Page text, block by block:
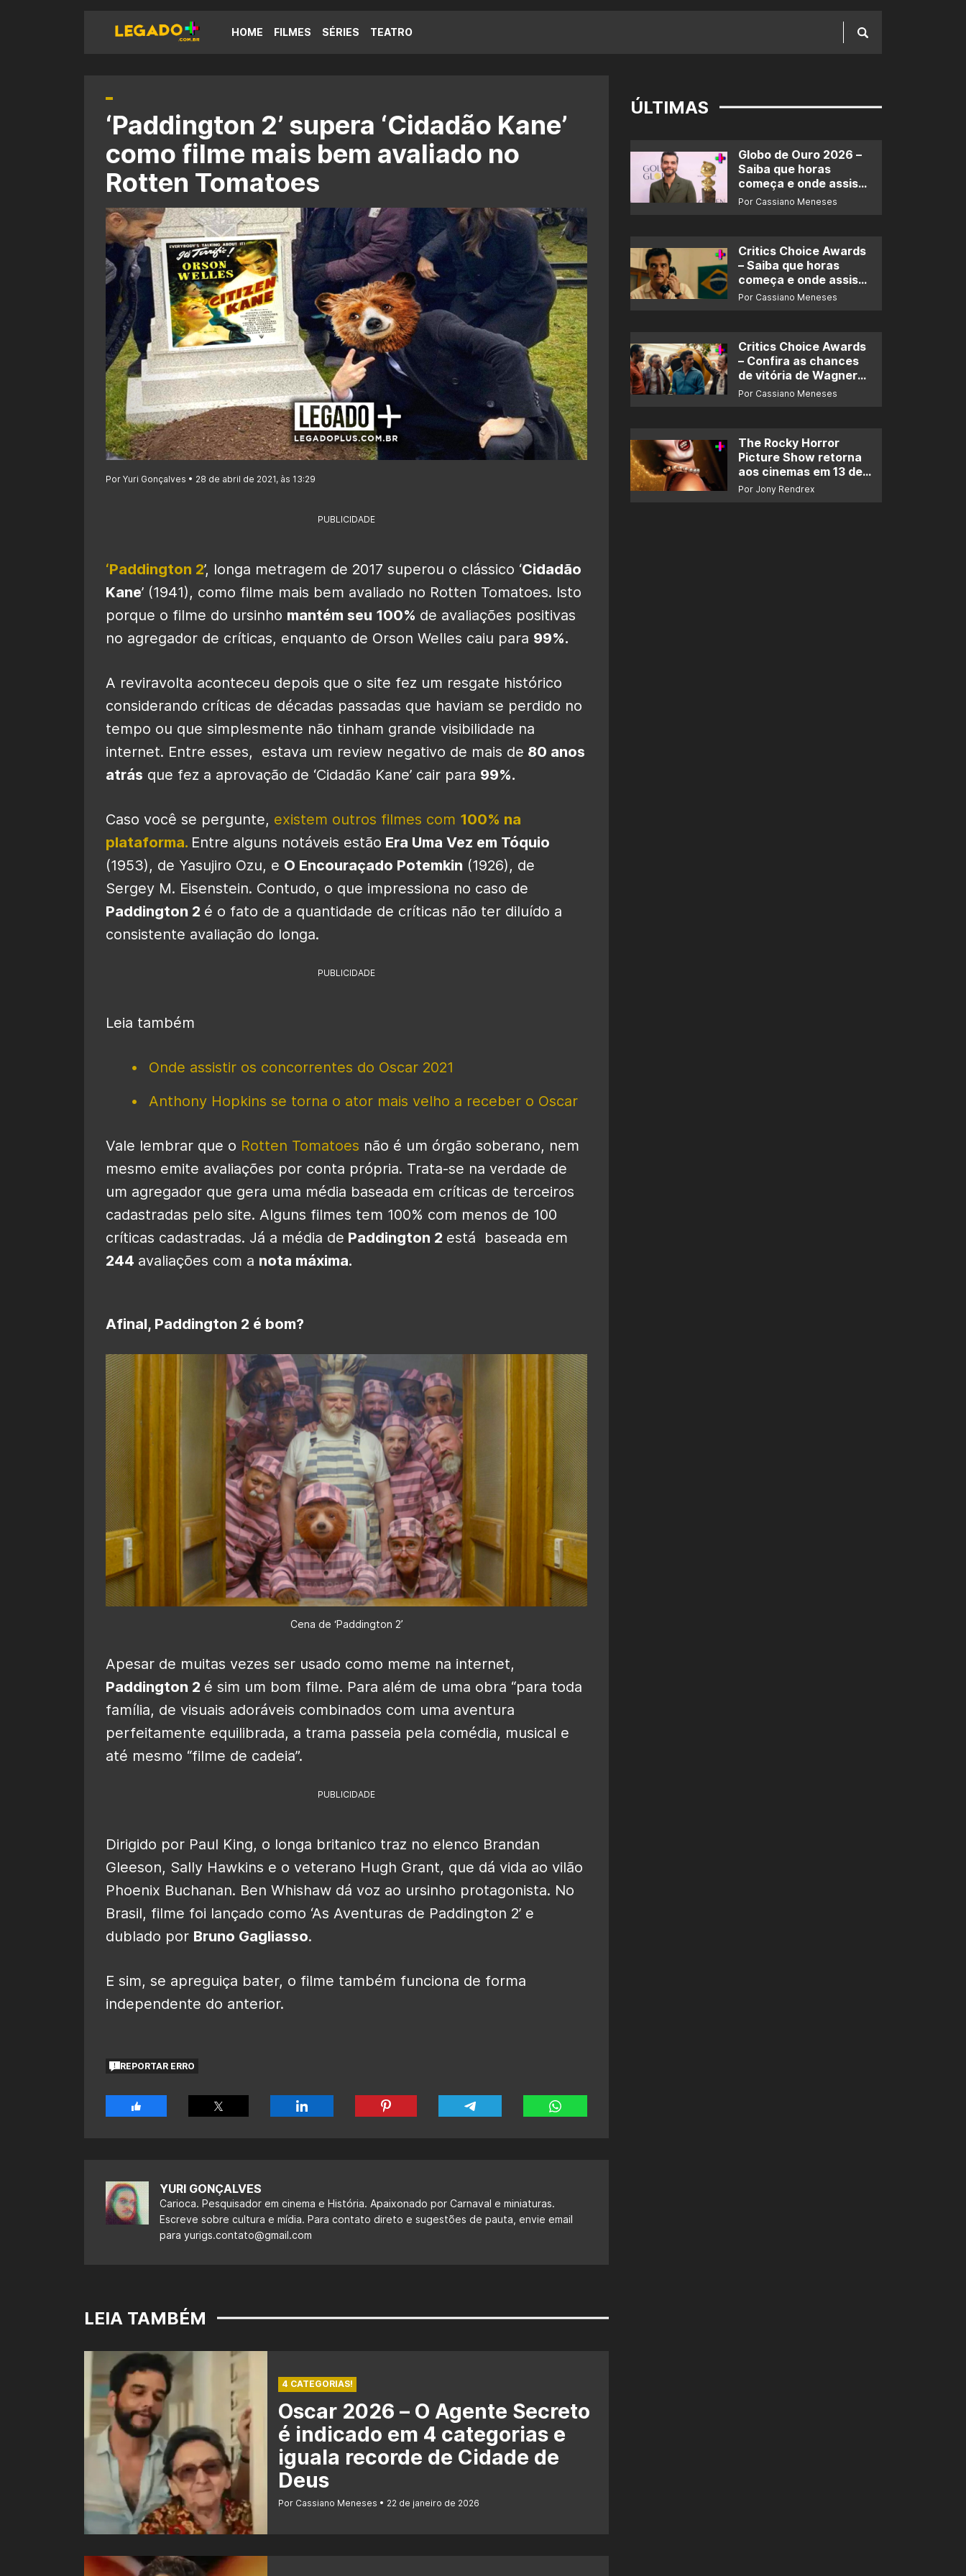
HOME FILMES SÉRIES TEATRO
‘Paddington 2’ supera ‘Cidadão Kane’
como filme mais bem avaliado no
Rotten Tomatoes
Por Yuri Gonçalves • 28 de abril de 2021, às 13:29
PUBLICIDADE
‘Paddington 2’, longa metragem de 2017 superou o clássico ‘Cidadão
Kane’ (1941), como filme mais bem avaliado no Rotten Tomatoes. Isto
porque o filme do ursinho mantém seu 100% de avaliações positivas
no agregador de críticas, enquanto de Orson Welles caiu para 99%.
A reviravolta aconteceu depois que o site fez um resgate histórico
considerando críticas de décadas passadas que haviam se perdido no
tempo ou que simplesmente não tinham grande visibilidade na
internet. Entre esses, estava um review negativo de mais de 80 anos
atrás que fez a aprovação de ‘Cidadão Kane’ cair para 99%.
Caso você se pergunte, existem outros filmes com 100% na
plataforma. Entre alguns notáveis estão Era Uma Vez em Tóquio
(1953), de Yasujiro Ozu, e O Encouraçado Potemkin (1926), de
Sergey M. Eisenstein. Contudo, o que impressiona no caso de
Paddington 2 é o fato de a quantidade de críticas não ter diluído a
consistente avaliação do longa.
PUBLICIDADE
Leia também
Onde assistir os concorrentes do Oscar 2021
Anthony Hopkins se torna o ator mais velho a receber o Oscar
Vale lembrar que o Rotten Tomatoes não é um órgão soberano, nem
mesmo emite avaliações por conta própria. Trata-se na verdade de
um agregador que gera uma média baseada em críticas de terceiros
cadastradas pelo site. Alguns filmes tem 100% com menos de 100
críticas cadastradas. Já a média de Paddington 2 está baseada em
244 avaliações com a nota máxima.
Afinal, Paddington 2 é bom?
Cena de ‘Paddington 2’
Apesar de muitas vezes ser usado como meme na internet,
Paddington 2 é sim um bom filme. Para além de uma obra “para toda
família, de visuais adoráveis ​​combinados com uma aventura
perfeitamente equilibrada, a trama passeia pela comédia, musical e
até mesmo “filme de cadeia”.
PUBLICIDADE
Dirigido por Paul King, o longa britanico traz no elenco Brandan
Gleeson, Sally Hawkins e o veterano Hugh Grant, que dá vida ao vilão
Phoenix Buchanan. Ben Whishaw dá voz ao ursinho protagonista. No
Brasil, filme foi lançado como ‘As Aventuras de Paddington 2’ e
dublado por Bruno Gagliasso.
E sim, se apreguiça bater, o filme também funciona de forma
independente do anterior.
REPORTAR ERRO
YURI GONÇALVES
Carioca. Pesquisador em cinema e História. Apaixonado por Carnaval e miniaturas.
Escreve sobre cultura e mídia. Para contato direto e sugestões de pauta, envie email
para yurigs.contato@gmail.com
LEIA TAMBÉM
4 CATEGORIAS!
Oscar 2026 – O Agente Secreto
é indicado em 4 categorias e
iguala recorde de Cidade de
Deus
Por Cassiano Meneses 22 de janeiro de 2026
ÚLTIMAS
Globo de Ouro 2026 –
Saiba que horas
começa e onde assistir
ao prêmio
Por Cassiano Meneses
Critics Choice Awards
– Saiba que horas
começa e onde assistir
ao prêmio
Por Cassiano Meneses
Critics Choice Awards
– Confira as chances
de vitória de Wagner
Moura e de ‘O Agente
Por Cassiano Meneses
The Rocky Horror
Picture Show retorna
aos cinemas em 13 de
novembro
Por Jony Rendrex